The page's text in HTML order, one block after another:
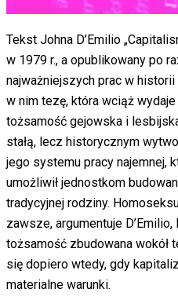
Tekst Johna D’Emilio
w 1979 r., a opublikowany po
najważniejszych prac w
w nim tezę, która wciąż
tożsamość gejowska i
stałą, lecz historycznym
jego systemu pracy najemnej,
umożliwił jednostkom
tradycyjnej rodziny.
zawsze, argumentuje
tożsamość zbudowana wokół
się dopiero wtedy, gdy
materialne warunki.